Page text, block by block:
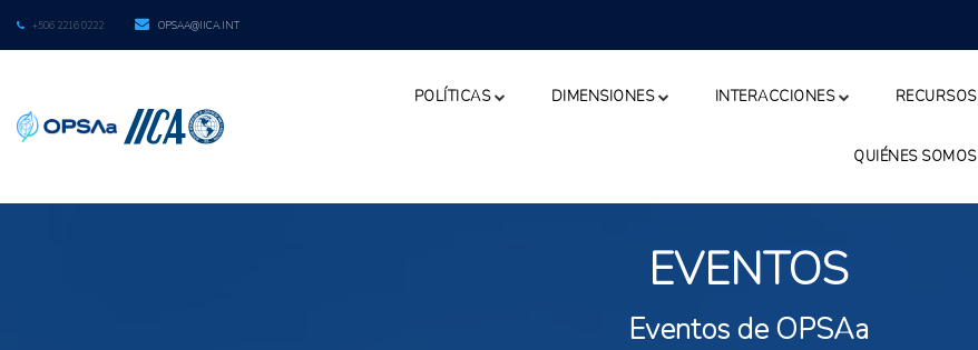
+506 2216 0222 OPSAA@IICA.INT
POLÍTICAS DIMENSIONES INTERACCIONES RECURSOS
QUIÉNES SOMOS
EVENTOS
Eventos de OPSAa